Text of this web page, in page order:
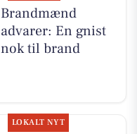
Brandmænd
advarer: En gnist
nok til brand
LOKALT NYT